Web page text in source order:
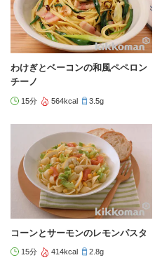
わけぎとベーコンの和風ペペロン
チーノ
15分 564kcal 3.5g
コーンとサーモンのレモンパスタ
15分 414kcal 2.8g